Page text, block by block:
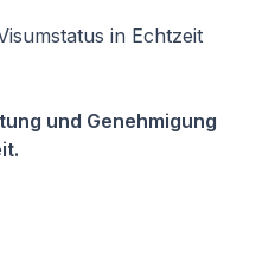
in Echtzeit
und Genehmigung